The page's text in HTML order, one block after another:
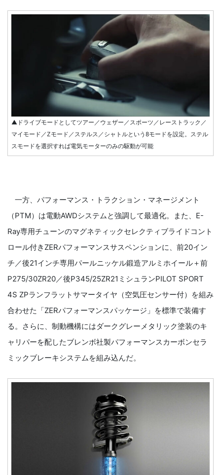
▲ドライブモードとしてツアー／ウェザー／スポーツ／レーストラック／
マイモード／Zモード／ステルス／シャトルという8モードを設定。ステル
スモードを選択すれば電気モーターのみの駆動が可能
一方、パフォーマンス・トラクション・マネージメント
（PTM）は電動AWDシステムと強調して最適化。また、E-
Ray専用チューンのマグネティックセレクティブライドコント
ロール付きZERパフォーマンスサスペンションに、前20イン
チ／後21インチ専用パールニッケル鍛造アルミホイール＋前
P275/30ZR20／後P345/25ZR21ミシュランPILOT SPORT
4S ZPランフラットサマータイヤ（空気圧センサー付）を組み
合わせた「ZERパフォーマンスパッケージ」を標準で装備す
る。さらに、制動機構にはダークグレーメタリック塗装のキ
ャリパーを配したブレンボ社製パフォーマンスカーボンセラ
ミックブレーキシステムを組み込んだ。